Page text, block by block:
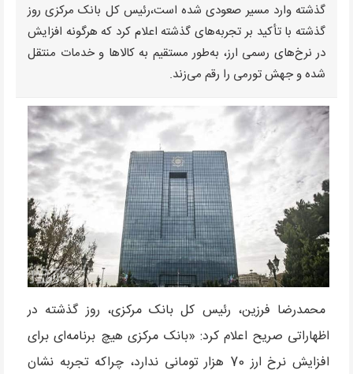
گذشته وارد مسیر صعودی شده است،رئیس کل بانک مرکزی روز
گذشته با تأکید بر تجربه‌های گذشته اعلام کرد که هرگونه افزایش
در نرخ‌های رسمی ارز، به‌طور مستقیم به کالاها و خدمات منتقل
شده و جهش تورمی را رقم می‌زند.
محمدرضا فرزین، رئیس کل بانک مرکزی، روز گذشته در
اظهاراتی صریح اعلام کرد: «بانک مرکزی هیچ برنامه‌ای برای
افزایش نرخ ارز 70 هزار تومانی ندارد، چراکه تجربه نشان